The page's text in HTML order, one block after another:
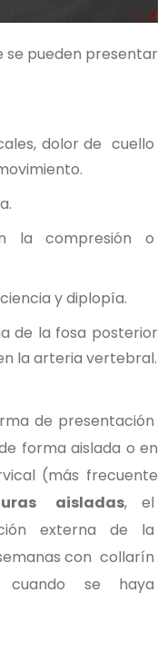
se pueden presentar
dolor de cuello
la compresión o
y diplopía.
de la fosa posterior
la arteria vertebral.
de presentación
forma aislada o en
(más frecuente
aisladas, el
externa de la
con collarín
se haya